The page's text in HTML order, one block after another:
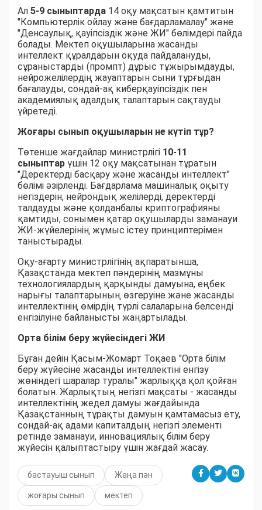
Ал 5-9 сыныптарда 14 оқу мақсатын қамтитын
"Компьютерлік ойлау және бағдарламалау" және
"Денсаулық, қауіпсіздік және ЖИ" бөлімдері пайда
болады. Мектеп оқушыларына жасанды
интеллект құралдарын оқуда пайдалануды,
сұраныстарды (промпт) дұрыс тұжырымдауды,
нейрожелілердің жауаптарын сыни тұрғыдан
бағалауды, сондай-ақ киберқауіпсіздік пен
академиялық адалдық талаптарын сақтауды
үйретеді.
Жоғары сынып оқушыларын не күтіп тұр?
Төтенше жағдайлар министрлігі 10-11
сыныптар үшін 12 оқу мақсатынан тұратын
"Деректерді басқару және жасанды интеллект"
бөлімі әзірленді. Бағдарлама машиналық оқыту
негіздерін, нейрондық желілерді, деректерді
талдауды және қолданбалы криптографияны
қамтиды, сонымен қатар оқушыларды заманауи
ЖИ-жүйелерінің жұмыс істеу принциптерімен
таныстырады.
Оқу-ағарту министрлігінің ақпаратынша,
Қазақстанда мектеп пәндерінің мазмұны
технологиялардың қарқынды дамуына, еңбек
нарығы талаптарының өзгеруіне және жасанды
интеллектінің өмірдің түрлі салаларына белсенді
енгізілуіне байланысты жаңартылады.
Орта білім беру жүйесіндегі ЖИ
Бұған дейін Қасым-Жомарт Тоқаев "Орта білім
беру жүйесіне жасанды интеллектіні енгізу
жөніндегі шаралар туралы" жарлыққа қол қойған
болатын. Жарлықтың негізгі мақсаты - жасанды
интеллектінің жедел дамуы жағдайында
Қазақстанның тұрақты дамуын қамтамасыз ету,
сондай-ақ адами капиталдың негізгі элементі
ретінде заманауи, инновациялық білім беру
жүйесін қалыптастыру үшін жағдай жасау.
бастауыш сынып Жаңа пән
жоғары сынып мектеп